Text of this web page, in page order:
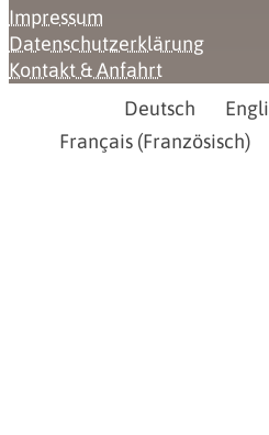
Impressum
Datenschutzerklärung
Kontakt & Anfahrt
Deutsch
Français(Französisch)